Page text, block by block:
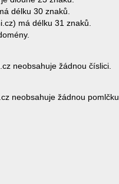
délku 30 znaků.
má délku 31 znaků.
neobsahuje žádnou číslici.
neobsahuje žádnou pomlčku.